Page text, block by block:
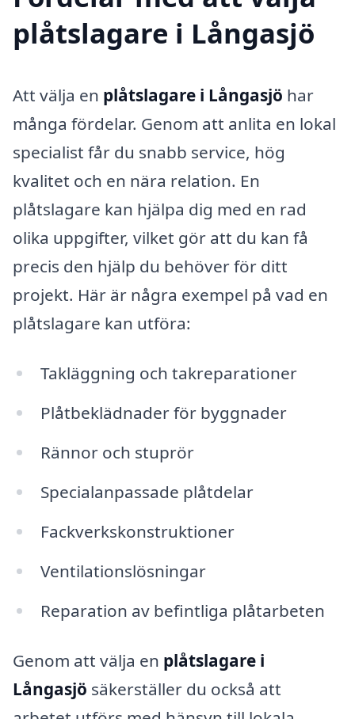
plåtslagare i Långasjö
Att välja en plåtslagare i Långasjö har
många fördelar. Genom att anlita en lokal
specialist får du snabb service, hög
kvalitet och en nära relation. En
plåtslagare kan hjälpa dig med en rad
olika uppgifter, vilket gör att du kan få
precis den hjälp du behöver för ditt
projekt. Här är några exempel på vad en
plåtslagare kan utföra:
Takläggning och takreparationer
Plåtbeklädnader för byggnader
Rännor och stuprör
Specialanpassade plåtdelar
Fackverkskonstruktioner
Ventilationslösningar
Reparation av befintliga plåtarbeten
Genom att välja en plåtslagare i
Långasjö säkerställer du också att